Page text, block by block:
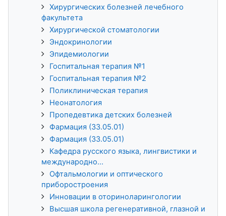
Хирургических болезней лечебного
факультета
Хирургической стоматологии
Эндокринологии
Эпидемиологии
Госпитальная терапия №1
Госпитальная терапия №2
Поликлиническая терапия
Неонатология
Пропедевтика детских болезней
Фармация (33.05.01)
Фармация (33.05.01)
Кафедра русского языка, лингвистики и
международно...
Офтальмологии и оптического
приборостроения
Инновации в оториноларингологии
Высшая школа регенеративной, глазной и